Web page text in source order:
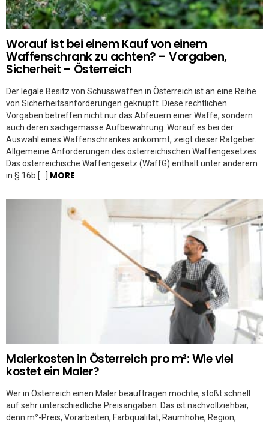
Worauf ist bei einem Kauf von einem
Waffenschrank zu achten? – Vorgaben,
Sicherheit – Österreich
Der legale Besitz von Schusswaffen in Österreich ist an eine Reihe
von Sicherheitsanforderungen geknüpft. Diese rechtlichen
Vorgaben betreffen nicht nur das Abfeuern einer Waffe, sondern
auch deren sachgemässe Aufbewahrung. Worauf es bei der
Auswahl eines Waffenschrankes ankommt, zeigt dieser Ratgeber.
Allgemeine Anforderungen des österreichischen Waffengesetzes
Das österreichische Waffengesetz (WaffG) enthält unter anderem
in § 16b […] MORE
Malerkosten in Österreich pro m²: Wie viel
kostet ein Maler?
Wer in Österreich einen Maler beauftragen möchte, stößt schnell
auf sehr unterschiedliche Preisangaben. Das ist nachvollziehbar,
denn m²-Preis, Vorarbeiten, Farbqualität, Raumhöhe, Region,